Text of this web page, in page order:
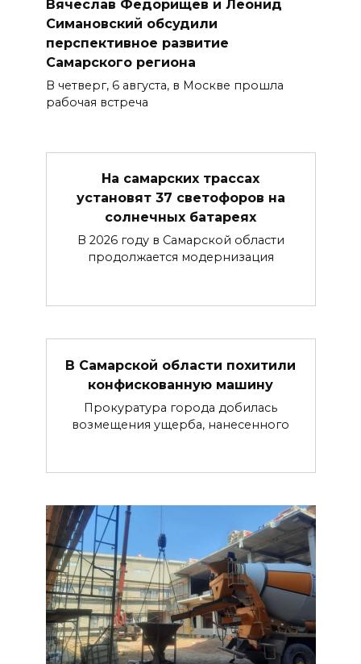
Вячеслав Федорищев и Леонид
Симановский обсудили
перспективное развитие
Самарского региона
В четверг, 6 августа, в Москве прошла
рабочая встреча
На самарских трассах
установят 37 светофоров на
солнечных батареях
В 2026 году в Самарской области
продолжается модернизация
В Самарской области похитили
конфискованную машину
Прокуратура города добилась
возмещения ущерба, нанесенного